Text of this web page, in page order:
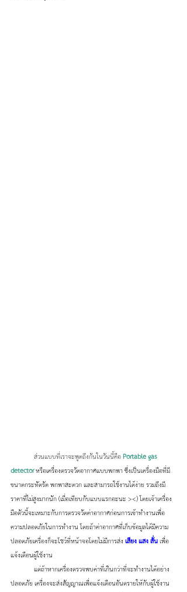
ส่วนแบบที่เราจะพูดถึงกันในวันนี้คือ Portable gas
detector หรือเครื่องตรวจวัดอากาศแบบพกพา ซึ่งเป็นเครื่องมือที่มี
ขนาดกระทัดรัด พกพาสะดวก และสามารถใช้งานได้ง่าย รวมถึงมี
ราคาที่ไม่สูงมากนัก (เมื่อเทียบกับแบบแรกอะนะ ><) โดยเจ้าเครื่อง
มือตัวนี้จะเหมาะกับการตรวจวัดค่าอากาศก่อนการเข้าทำงานเพื่อ
ความปลอดภัยในการทำงาน โดยถ้าค่าอากาศที่เก็บข้อมูลได้มีความ
ปลอดภัยเครื่องก็จะโชว์ที่หน้าจอโดยไม่มีการส่ง เสียง แสง สั่น เพื่อ
แจ้งเตือนผู้ใช้งาน
ปลอดภัย เครื่องจะส่งสัญญาณเพื่อแจ้งเตือนอันตรายให้กับผู้ใช้งาน